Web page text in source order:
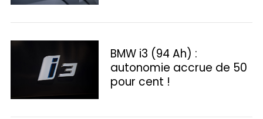
BMW i3 (94 Ah) :
autonomie accrue de 50
pour cent !
a
r
o
: